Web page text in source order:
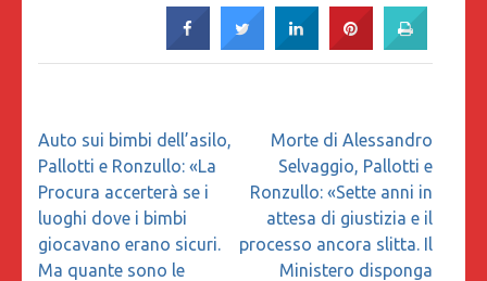
Navigazione
articoli
Auto sui bimbi dell’asilo,
Pallotti e Ronzullo: «La
Procura accerterà se i
luoghi dove i bimbi
giocavano erano sicuri.
Ma quante sono le
Morte di Alessandro
Selvaggio, Pallotti e
Ronzullo: «Sette anni in
attesa di giustizia e il
processo ancora slitta. Il
Ministero disponga